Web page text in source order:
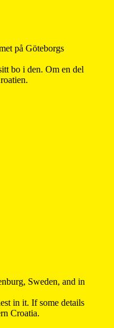
på Göteborgs
bo i den. Om en del
Sweden, and in
in it. If some details
Croatia.